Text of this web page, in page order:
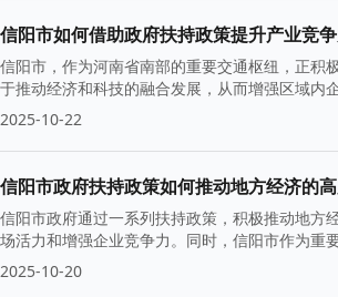
信阳市如何借助政府扶持政策提升产业竞
信阳市，作为河南省南部的重要交通枢纽，正积
于推动经济和科技的融合发展，从而增强区域内
2025-10-22
信阳市政府扶持政策如何推动地方经济的
信阳市政府通过一系列扶持政策，积极推动地方
场活力和增强企业竞争力。同时，信阳市作为重
2025-10-20